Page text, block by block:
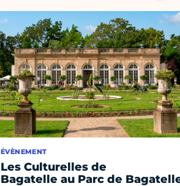
ÉVÈNEMENT
Les Culturelles de
Bagatelle au Parc de